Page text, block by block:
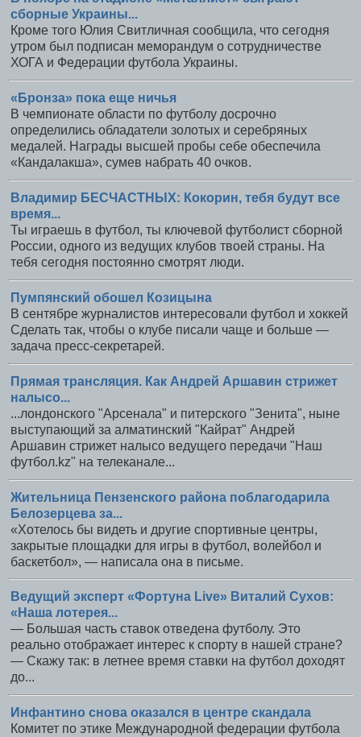
сборные Украины...
Кроме того Юлия Свитличная сообщила, что сегодня
утром был подписан меморандум о сотрудничестве
ХОГА и Федерации футбола Украины.
«Бронза» пока еще ничья
В чемпионате области по футболу досрочно
определились обладатели золотых и серебряных
медалей. Награды высшей пробы себе обеспечила
«Кандалакша», сумев набрать 40 очков.
Владимир БЕСЧАСТНЫХ: Кокорин, тебя будут все
время...
Ты играешь в футбол, ты ключевой футболист сборной
России, одного из ведущих клубов твоей страны. На
тебя сегодня постоянно смотрят люди.
Пумпянский обошел Козицына
В сентябре журналистов интересовали футбол и хоккей
Сделать так, чтобы о клубе писали чаще и больше —
задача пресс-секретарей.
Прямая трансляция. Как Андрей Аршавин стрижет
налысо...
...лондонского "Арсенала" и питерского "Зенита", ныне
выступающий за алматинский "Кайрат" Андрей
Аршавин стрижет налысо ведущего передачи "Наш
футбол.kz" на телеканале...
Жительница Пензенского района поблагодарила
Белозерцева за...
«Хотелось бы видеть и другие спортивные центры,
закрытые площадки для игры в футбол, волейбол и
баскетбол», — написала она в письме.
Ведущий эксперт «Фортуна Live» Виталий Сухов:
«Наша лотерея...
— Большая часть ставок отведена футболу. Это
реально отображает интерес к спорту в нашей стране?
— Скажу так: в летнее время ставки на футбол доходят
до...
Инфантино снова оказался в центре скандала
Комитет по этике Международной федерации футбола